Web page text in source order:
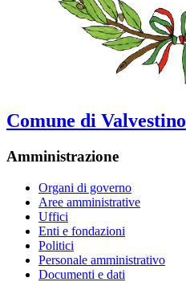
Comune di Valvestino
Amministrazione
Organi di governo
Aree amministrative
Uffici
Enti e fondazioni
Politici
Personale amministrativo
Documenti e dati